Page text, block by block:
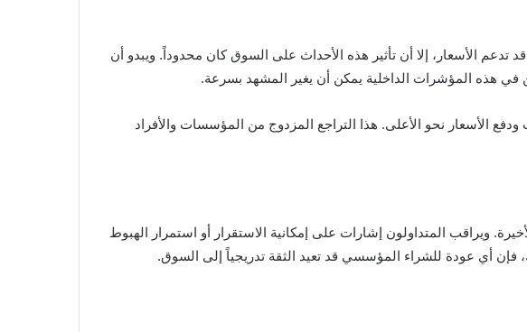
تدعم الأسعار، إلا أن تأثير هذه الأحداث على السوق كان محدوداً. ويبدو أن
في هذه المؤشرات الداخلية يمكن أن يغير المشهد بسرعة.
الأسعار نحو الأعلى. هذا التراجع المزدوج من المؤسسات والأفراد
ويراقب المتداولون إشارات على إمكانية الاستقرار أو استمرار الهبوط
فإن أي عودة للشراء المؤسسي قد تعيد الثقة تدريجياً إلى السوق.